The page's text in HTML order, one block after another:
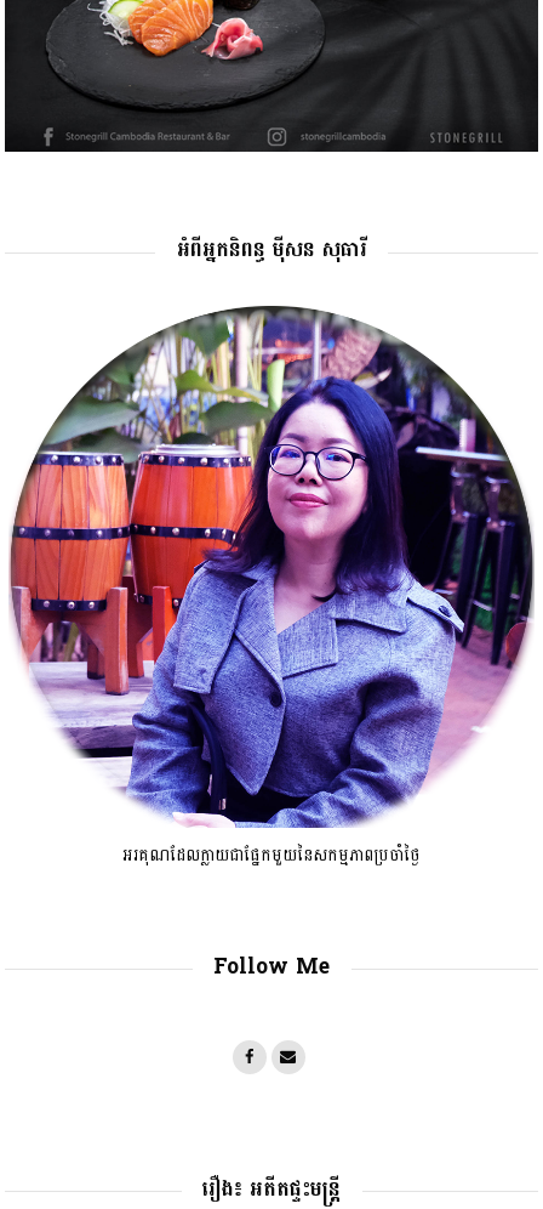
អំពីអ្នកនិពន្ធ ម៉ីសន សុធារី
អរគុណដែលក្លាយជាផ្នែកមួយនៃសកម្មភាពប្រចាំថ្ងៃ
Follow Me
រឿង៖ អតីតផ្ទះមន្រ្តី